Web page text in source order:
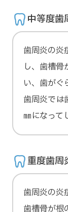
中等度歯
歯周炎の炎
し、歯槽骨
い、歯がぐ
歯周炎では
㎜になって
重度歯周
歯周炎の炎
歯槽骨が根